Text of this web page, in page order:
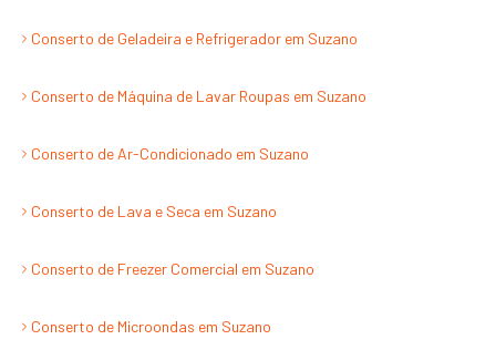
Conserto de Geladeira e Refrigerador em Suzano
Conserto de Máquina de Lavar Roupas em Suzano
Conserto de Ar-Condicionado em Suzano
Conserto de Lava e Seca em Suzano
Conserto de Freezer Comercial em Suzano
Conserto de Microondas em Suzano